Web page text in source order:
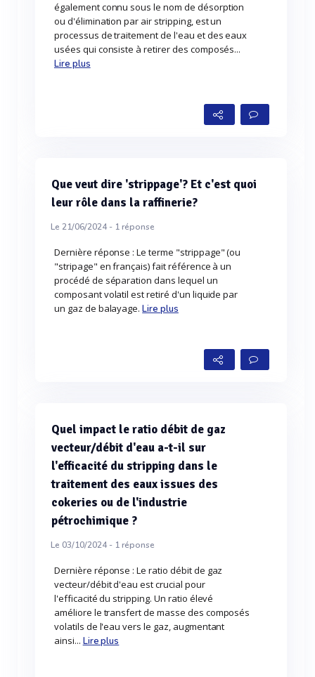
également connu sous le nom de désorption
ou d'élimination par air stripping, est un
processus de traitement de l'eau et des eaux
usées qui consiste à retirer des composés...
Lire plus
Que veut dire 'strippage'? Et c'est quoi
leur rôle dans la raffinerie?
Le 21/06/2024 - 1réponse
Dernière réponse : Le terme "strippage" (ou
"stripage" en français) fait référence à un
procédé de séparation dans lequel un
composant volatil est retiré d'un liquide par
un gaz de balayage.Lire plus
Quel impact le ratio débit de gaz
vecteur/débit d'eau a-t-il sur
l'efficacité du stripping dans le
traitement des eaux issues des
cokeries ou de l'industrie
pétrochimique ?
Le 03/10/2024 - 1réponse
Dernière réponse : Le ratio débit de gaz
vecteur/débit d'eau est crucial pour
l'efficacité du stripping. Un ratio élevé
améliore le transfert de masse des composés
volatils de l'eau vers le gaz, augmentant
ainsi... Lire plus